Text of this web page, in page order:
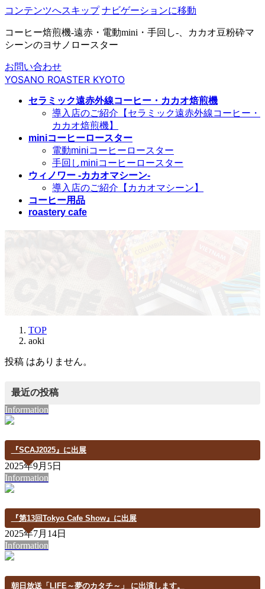
コンテンツへスキップ ナビゲーションに移動
コーヒー焙煎機-遠赤・電動mini・手回し-、カカオ豆粉砕マ
シーンのヨサノロースター
お問い合わせ
YOSANO ROASTER KYOTO
セラミック遠赤外線コーヒー・カカオ焙煎機
導入店のご紹介【セラミック遠赤外線コーヒー・
カカオ焙煎機】
miniコーヒーロースター
電動miniコーヒーロースター
手回しminiコーヒーロースター
ウィノワー -カカオマシーン-
導入店のご紹介【カカオマシーン】
コーヒー用品
roastery cafe
aoki
TOP
aoki
投稿 はありません。
最近の投稿
Information
『SCAJ2025』に出展
2025年9月5日
Information
『第13回Tokyo Cafe Show』に出展
2025年7月14日
Information
朝日放送「LIFE～夢のカタチ～」 に出演します。